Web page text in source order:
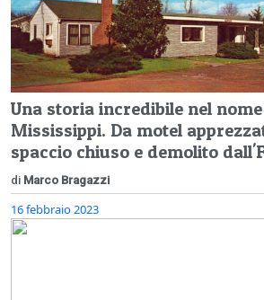
Una storia incredibile nel
Mississippi. Da motel
spaccio chiuso e demolito
di Marco Bragazzi
16 febbraio 2023